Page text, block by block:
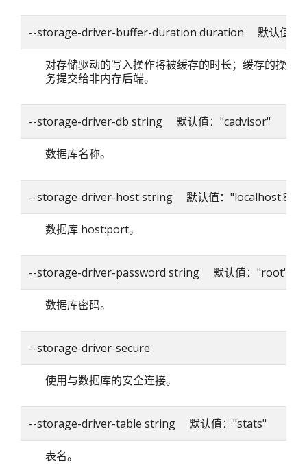
--storage-driver-buffer-duration duration 默认值：
对存储驱动的写入操作将被缓存的时长；缓存的操作
务提交给非内存后端。
--storage-driver-db string 默认值："cadvisor"
数据库名称。
--storage-driver-host string 默认值：
数据库 host:port。
--storage-driver-password string 默认值："root"
数据库密码。
--storage-driver-secure
使用与数据库的安全连接。
--storage-driver-table string 默认值："stats"
表名。